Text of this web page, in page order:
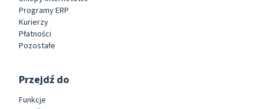
Programy ERP
Kurierzy
Płatności
Pozostałe
Przejdź do
Funkcje